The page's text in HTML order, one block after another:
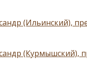
(Ильинский),
(Курмышский),